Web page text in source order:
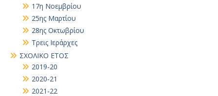
17η Νοεμβρίου
25ης Μαρτίου
28ης Οκτωβρίου
Τρεις Ιεράρχες
ΣΧΟΛΙΚΟ ΕΤΟΣ
2019-20
2020-21
2021-22